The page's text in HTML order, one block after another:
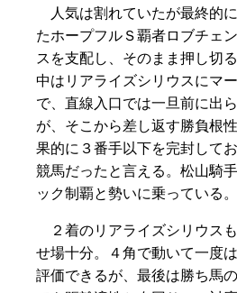
人気は割れていたが最終的
たホープフルＳ覇者ロブチェ
スを支配し、そのまま押し切
中はリアライズシリウスにマ
で、直線入口では一旦前に出
が、そこから差し返す勝負根
果的に３番手以下を完封して
競馬だったと言える。松山騎
ック制覇と勢いに乗っている。
２着のリアライズシリウス
せ場十分。４角で動いて一度
評価できるが、最後は勝ち馬